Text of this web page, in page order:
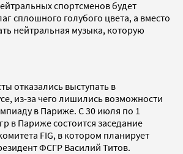
спортсменов будет
сплошного голубого цвета, а вместо
нейтральная музыка, которую
отказались выступать в
из-за чего лишились возможности
в Париже. С 30 июля по 1
в Париже состоится заседание
FIG, в котором планирует
ФСГР Василий Титов.